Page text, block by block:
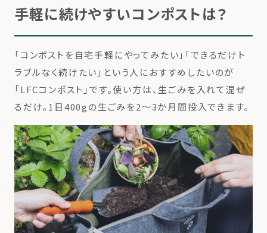
手軽に続けやすいコンポストは？
「コンポストを自宅手軽にやってみたい」「できるだけト
ラブルなく続けたい」という人におすすめしたいのが
「LFCコンポスト」です。使い方は、生ごみを入れて混ぜ
るだけ。1日400gの生ごみを2〜3か月間投入できます。